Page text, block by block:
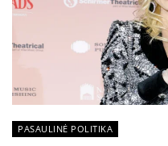
PASAULINĖ POLITIKA